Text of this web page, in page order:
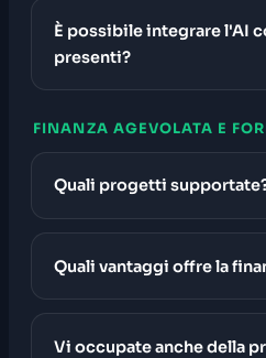
È possibile integrare l'AI
presenti?
FINANZA AGEVOLATA E
Quali progetti
Quali vantaggi offre la
Vi occupate anche della